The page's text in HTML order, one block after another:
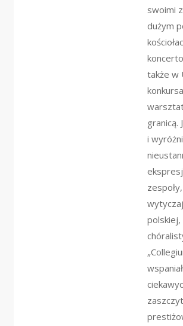
swoimi
dużym
także w
granicą.
i